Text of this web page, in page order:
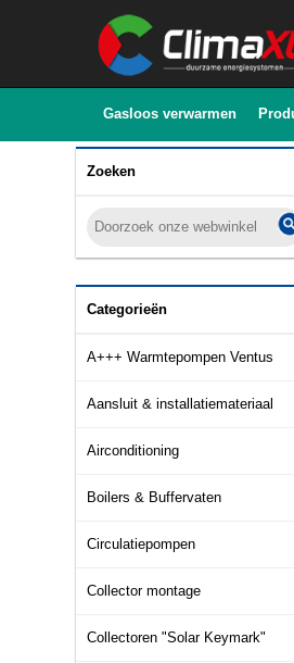
Gasloos verwarmen
Zoeken
Categorieën
A+++ Warmtepompen Ventus
Aansluit & installatiemateriaal
Airconditioning
Boilers & Buffervaten
Circulatiepompen
Collector montage
Collectoren "Solar Keymark"